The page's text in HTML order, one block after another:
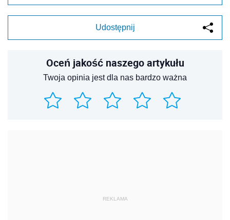
Udostępnij
Oceń jakość naszego artykułu
Twoja opinia jest dla nas bardzo ważna
REKLAMA